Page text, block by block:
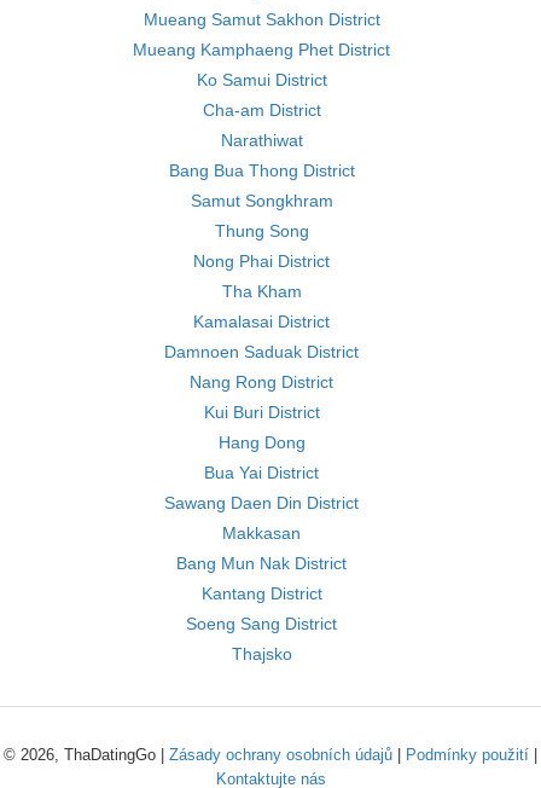
Mueang Samut Sakhon District
Mueang Kamphaeng Phet District
Ko Samui District
Cha-am District
Narathiwat
Bang Bua Thong District
Samut Songkhram
Thung Song
Nong Phai District
Tha Kham
Kamalasai District
Damnoen Saduak District
Nang Rong District
Kui Buri District
Hang Dong
Bua Yai District
Sawang Daen Din District
Makkasan
Bang Mun Nak District
Kantang District
Soeng Sang District
Thajsko
© 2026, ThaDatingGo | Zásady ochrany osobních údajů Podmínky použití
Kontaktujte nás